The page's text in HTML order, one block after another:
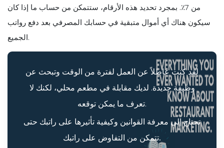
من 7٪. بمجرد تحديد هذه الأرقام، ستتمكن من حساب ما إذا كان
سيكون هناك أي أموال متبقية في حسابك المصرفي بعد دفع رواتب
الجميع.
لقد كنت عاطلاً عن العمل لفترة من الوقت وتبحث عن
وظيفة جديدة. لديك مقابلة في مطعم محلي، لكنك لا
تعرف ما يمكن توقعه.
تحتاج إلى معرفة القوانين وكيفية تأثيرها على راتبك حتى
تتمكن من التفاوض على راتبك.